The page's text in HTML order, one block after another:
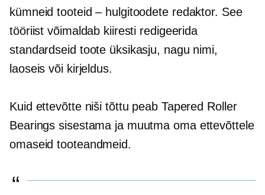
kümneid tooteid – hulgitoodete redaktor. See
tööriist võimaldab kiiresti redigeerida
standardseid toote üksikasju, nagu nimi,
laoseis või kirjeldus.
Kuid ettevõtte niši tõttu peab Tapered Roller
Bearings sisestama ja muutma oma ettevõttele
omaseid tooteandmeid.